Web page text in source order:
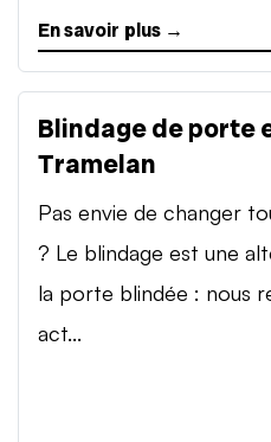
En savoir plus →
Blindage de porte
Tramelan
Pas envie de changer
? Le blindage est une
la porte blindée : nous
act...